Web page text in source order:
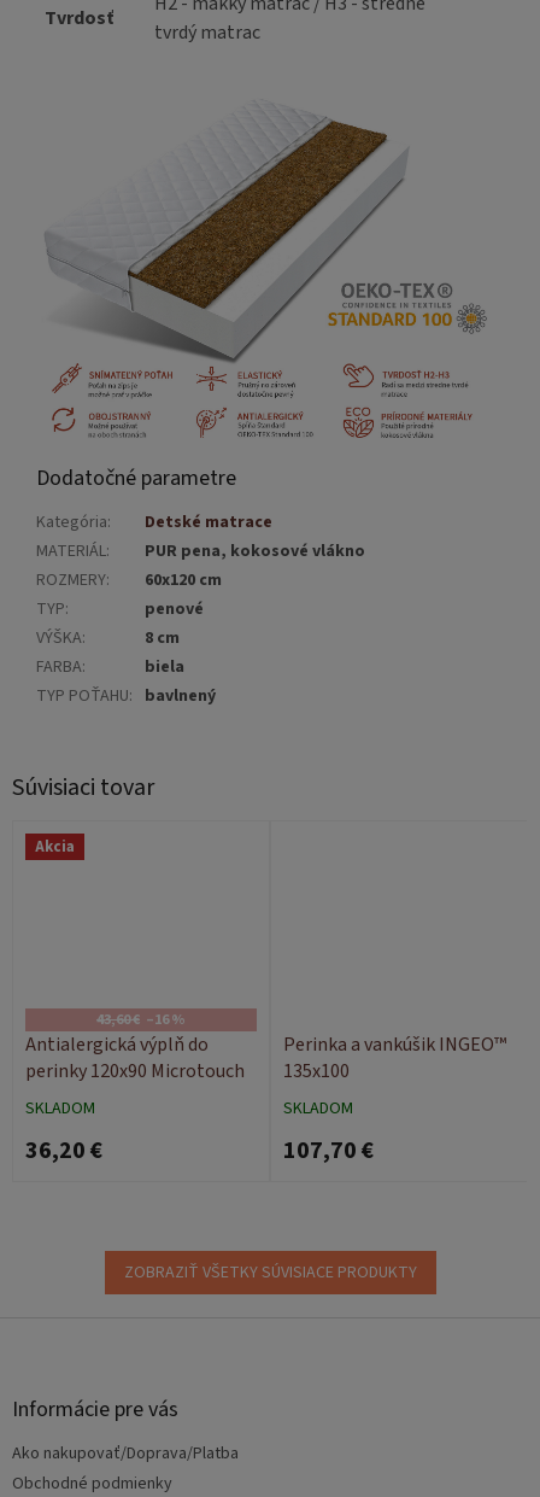
Súvisiaci tovar
Akcia
43,60 € –16 %
Antialergická výplň do
perinky 120x90 Microtouch
SKLADOM
36,20 €
Perinka a vankúšik INGEO™
135x100
SKLADOM
107,70 €
ZOBRAZIŤ VŠETKY SÚVISIACE PRODUKTY
Tvrdosť
tvrdý matrac
Dodatočné parametre
Kategória:
Detské matrace
MATERIÁL:
PUR pena, kokosové vlákno
ROZMERY:
60x120 cm
TYP:
penové
VÝŠKA:
8 cm
FARBA:
biela
TYP POŤAHU: bavlnený
Informácie pre vás
Ako nakupovať/Doprava/Platba
Obchodné podmienky